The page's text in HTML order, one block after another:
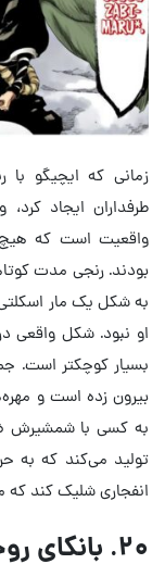
زمانی که ایچیگو با
طرفداران ایجاد
واقعیت است که هیچ
بودند. رنجی مدت
به شکل یک مار اسکلتی
او نبود. شکل واقعی
بسیار کوچکتر است.
بیرون زده است و
به کسی با شمشیرش
تولید می‌کند که به
انفجاری شلیک کند که
۲۰. بانکای